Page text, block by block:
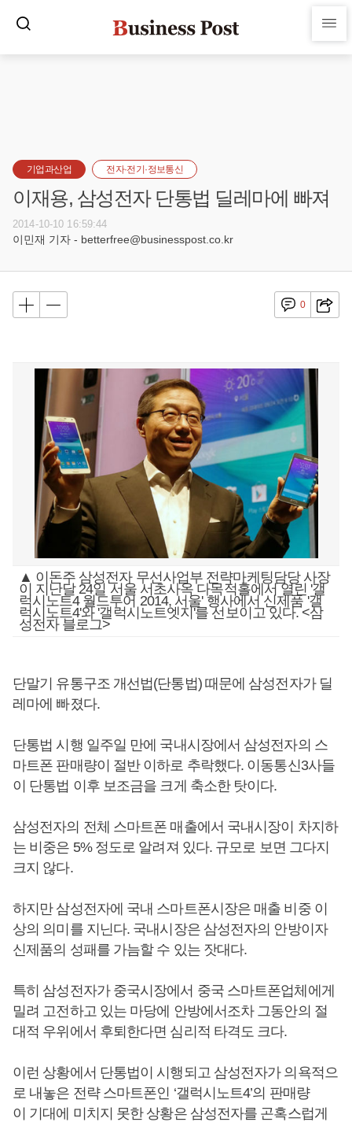
기업과산업 전자·전기·정보통신
이재용, 삼성전자 단통법 딜레마에 빠져
2014-10-10 16:59:44
이민재 기자 - betterfree@businesspost.co.kr
0
▲ 이돈주 삼성전자 무선사업부 전략마케팅담당 사장
이 지난달 24일 서울 서초사옥 다목적홀에서 열린 '갤
럭시노트4 월드투어 2014, 서울' 행사에서 신제품 '갤
럭시노트4'와 '갤럭시노트엣지'를 선보이고 있다. <삼
성전자 블로그>
단말기 유통구조 개선법(단통법) 때문에 삼성전자가 딜
레마에 빠졌다.
단통법 시행 일주일 만에 국내시장에서 삼성전자의 스
마트폰 판매량이 절반 이하로 추락했다. 이동통신3사들
이 단통법 이후 보조금을 크게 축소한 탓이다.
삼성전자의 전체 스마트폰 매출에서 국내시장이 차지하
는 비중은 5% 정도로 알려져 있다. 규모로 보면 그다지
크지 않다.
하지만 삼성전자에 국내 스마트폰시장은 매출 비중 이
상의 의미를 지닌다. 국내시장은 삼성전자의 안방이자
신제품의 성패를 가늠할 수 있는 잣대다.
특히 삼성전자가 중국시장에서 중국 스마트폰업체에게
밀려 고전하고 있는 마당에 안방에서조차 그동안의 절
대적 우위에서 후퇴한다면 심리적 타격도 크다.
이런 상황에서 단통법이 시행되고 삼성전자가 의욕적으
로 내놓은 전략 스마트폰인 ‘갤럭시노트4’의 판매량
이 기대에 미치지 못한 상황은 삼성전자를 곤혹스럽게